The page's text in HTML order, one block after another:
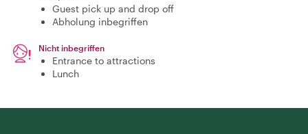
Guest pick up and drop off
Abholung inbegriffen
Nicht inbegriffen
Entrance to attractions
Lunch